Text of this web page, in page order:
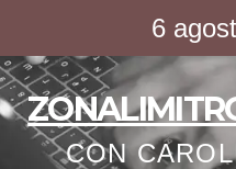
contenido
6
CON